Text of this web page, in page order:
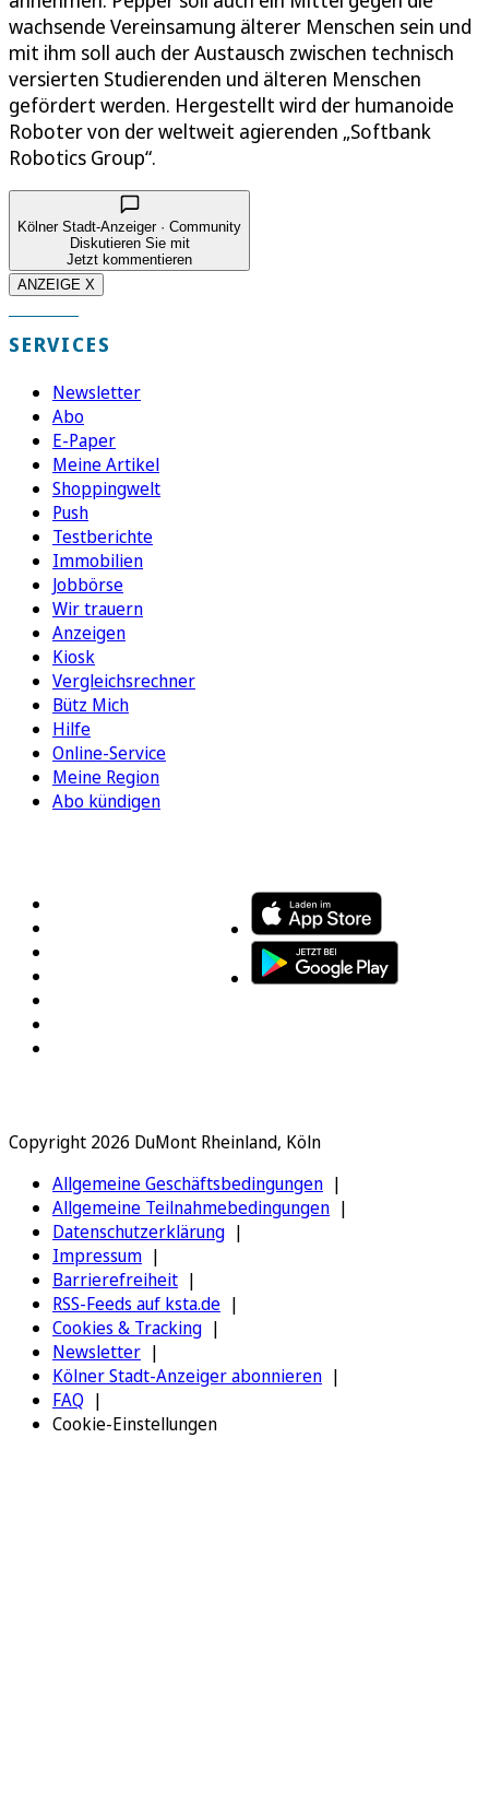
wachsende Vereinsamung älterer Menschen sein und
mit ihm soll auch der Austausch zwischen technisch
versierten Studierenden und älteren Menschen
gefördert werden. Hergestellt wird der humanoide
Roboter von der weltweit agierenden „Softbank
Robotics Group“.
Kölner Stadt-Anzeiger · Community
Diskutieren Sie mit
Jetzt kommentieren
ANZEIGE X
SERVICES
Newsletter
Abo
E-Paper
Meine Artikel
Shoppingwelt
Push
Testberichte
Immobilien
Jobbörse
Wir trauern
Anzeigen
Kiosk
Vergleichsrechner
Bütz Mich
Hilfe
Online-Service
Meine Region
Abo kündigen
Copyright 2026 DuMont Rheinland, Köln
Allgemeine Geschäftsbedingungen
Allgemeine Teilnahmebedingungen
Datenschutzerklärung
Impressum
Barrierefreiheit
RSS-Feeds auf ksta.de
Cookies & Tracking
Newsletter
Kölner Stadt-Anzeiger abonnieren
FAQ
Cookie-Einstellungen